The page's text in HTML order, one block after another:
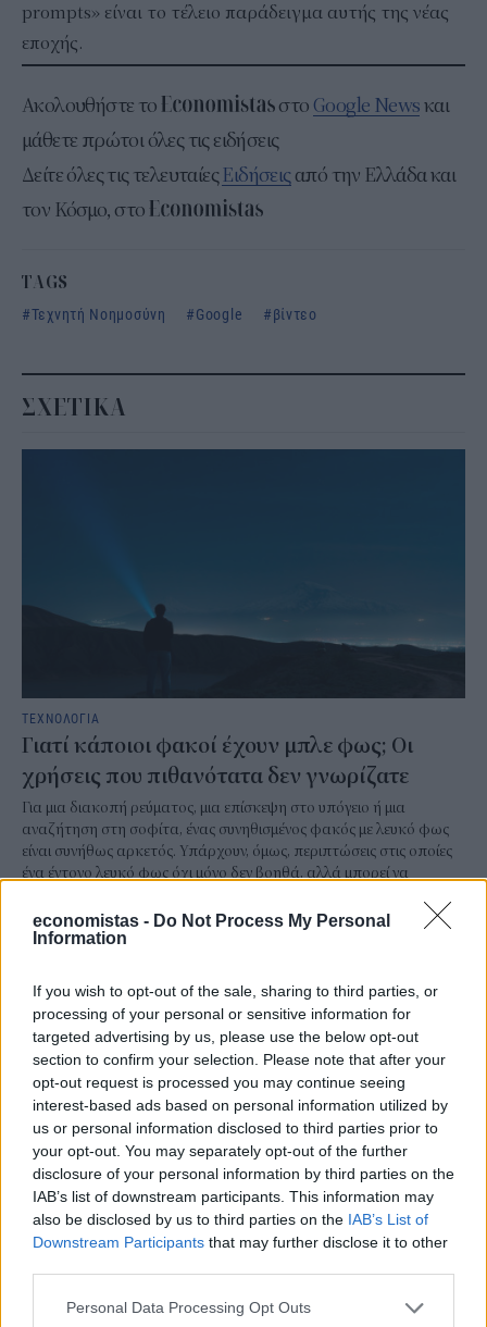
economistas - Do Not Process My Personal
Information
If you wish to opt-out of the sale, sharing to third parties, or
processing of your personal or sensitive information for
targeted advertising by us, please use the below opt-out
section to confirm your selection. Please note that after your
opt-out request is processed you may continue seeing
interest-based ads based on personal information utilized by
us or personal information disclosed to third parties prior to
your opt-out. You may separately opt-out of the further
disclosure of your personal information by third parties on the
IAB’s list of downstream participants. This information may
also be disclosed by us to third parties on the IAB’s List of
Downstream Participants that may further disclose it to other
Personal Data Processing Opt Outs
prompts» είναι το τέλειο παράδειγμα αυτής της νέας
εποχής.
Ακολουθήστε το στο Google Newsκαι
μάθετε πρώτοι όλες τις ειδήσεις
Δείτε όλες τις τελευταίεςΕιδήσειςαπό την Ελλάδα και
τον Κόσμο, στο
TAGS
Τεχνητή Νοημοσύνη
Google βίντεο
ΣΧΕΤΙΚΑ
ΤΕΧΝΟΛΟΓΙΑ
Γιατί κάποιοι φακοί έχουν μπλε φως; Οι
χρήσεις που πιθανότατα δεν γνωρίζατε
Για μια διακοπή ρεύματος, μια επίσκεψη στο υπόγειο ή μια
αναζήτηση στη σοφίτα, ένας συνηθισμένος φακός με λευκό φως
είναι συνήθως αρκετός. Υπάρχουν, όμως, περιπτώσεις στις οποίες
ένα έντονο λευκό φως όχι μόνο δεν βοηθά, αλλά μπορεί να
φως.
NEWSROOM/06 Αυγ 2026
ΤΕΧΝΟΛΟΓΙΑ
10 κόλπα που πρέπει να ξέρουν όσοι έχουν
Samsung Galaxy